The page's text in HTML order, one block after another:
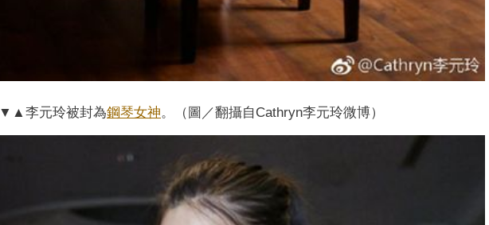
▼▲李元玲被封為鋼琴女神。（圖／翻攝自Cathryn李元玲微博）